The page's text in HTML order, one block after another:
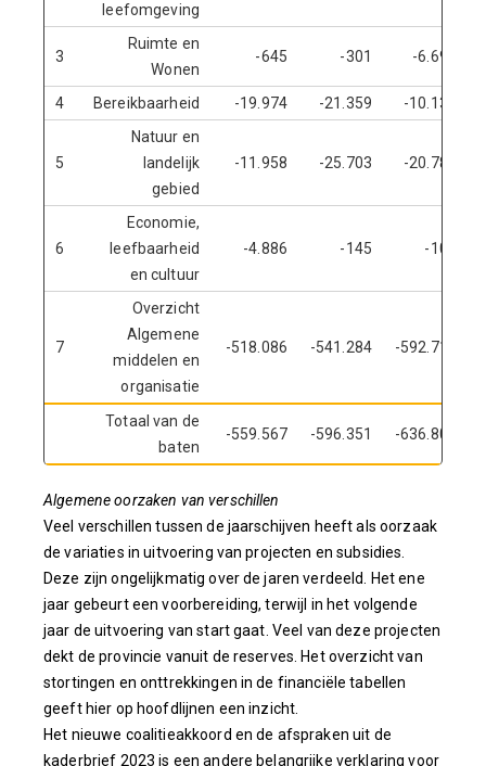
leefomgeving
3
Ruimte en
Wonen
-645 -301 -6.692
4 Bereikbaarheid -19.974 -21.359 -10.138
5
Natuur en
landelijk
gebied
-11.958 -25.703 -20.781
6
Economie,
leefbaarheid
en cultuur
-4.886 -145 -100
7
Overzicht
Algemene
middelen en
organisatie
-518.086 -541.284 -592.713
Totaal van de
baten
-559.567 -596.351 -636.807
Algemene oorzaken van verschillen
Veel verschillen tussen de jaarschijven heeft als oorzaak
de variaties in uitvoering van projecten en subsidies.
Deze zijn ongelijkmatig over de jaren verdeeld. Het ene
jaar gebeurt een voorbereiding, terwijl in het volgende
jaar de uitvoering van start gaat. Veel van deze projecten
dekt de provincie vanuit de reserves. Het overzicht van
stortingen en onttrekkingen in de financiële tabellen
geeft hier op hoofdlijnen een inzicht.
Het nieuwe coalitieakkoord en de afspraken uit de
kaderbrief 2023 is een andere belangrijke verklaring voor